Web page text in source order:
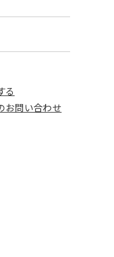
る
お問い合わせ